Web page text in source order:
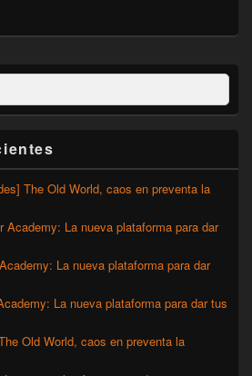
The Old World, caos en preventa la
Academy: La nueva plataforma para dar
La nueva plataforma para dar
La nueva plataforma para dar tus
Old World, caos en preventa la